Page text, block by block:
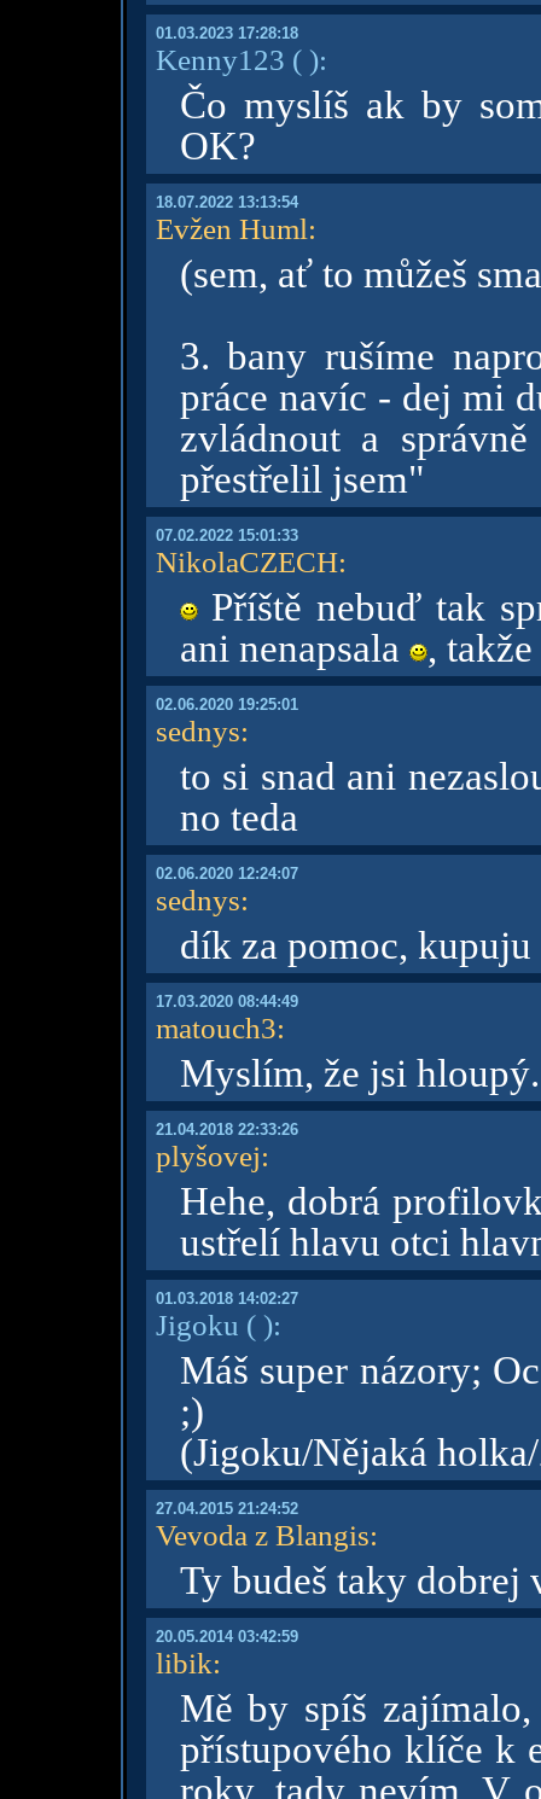
01.03.2023 17:28:18
Kenny123 ( ):
Čo myslíš ak by
OK?
18.07.2022 13:13:54
Evžen Huml:
(sem, ať to můžeš
3. bany rušíme
práce navíc - dej mi
zvládnout a
přestřelil jsem"
07.02.2022 15:01:33
NikolaCZECH:
Příště nebuď tak
ani nenapsala
,
02.06.2020 19:25:01
sednys:
to si snad ani
no teda
02.06.2020 12:24:07
sednys:
dík za pomoc, kupuju
17.03.2020 08:44:49
matouch3:
Myslím, že jsi
21.04.2018 22:33:26
plyšovej:
Hehe, dobrá
ustřelí hlavu otci
01.03.2018 14:02:27
Jigoku ( ):
Máš super názory;
;)
(Jigoku/Nějaká
27.04.2015 21:24:52
Vevoda z Blangis:
Ty budeš taky
20.05.2014 03:42:59
libik:
Mě by spíš
přístupového klíče k